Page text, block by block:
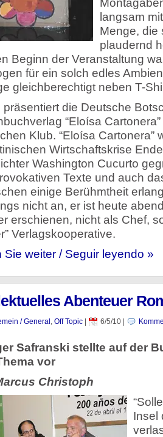
langsam
Menge, die
plaudernd
Beginn der Veranstaltung
für ein solch edles
gleichberechtigt neben T-
präsentiert die Deutsche
“Eloísa
Klub. “Eloísa Cartonera”
Wirtschaftskrise
Washington Cucurto
Texte und auch
einige Berühmtheit
nicht an, er ist heute
erschienen, nicht als Chef,
Verlagskooperative.
Sie weiter / Seguir leyendo »
Abenteuer
/ General , Off Topic| 6/5/10|
Safranski stellte auf der
vor
Christoph
Insel